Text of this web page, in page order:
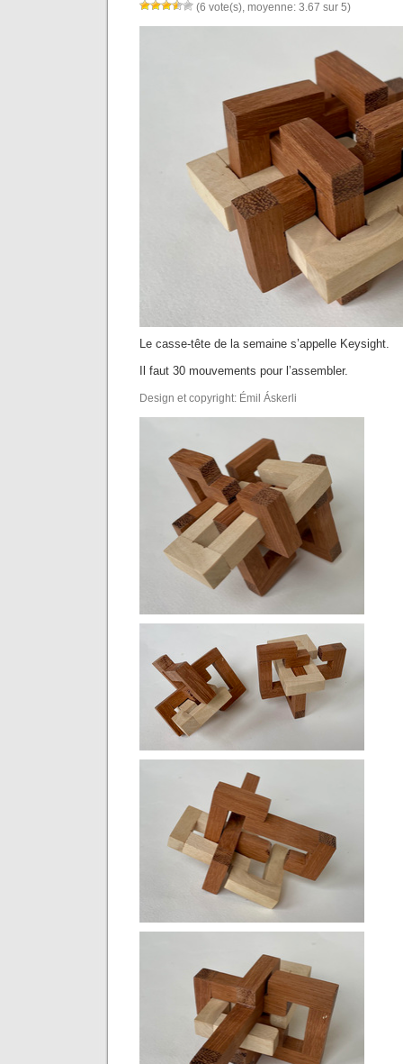
(6 vote(s), moyenne: 3.67 sur 5)
Le casse-tête de la semaine s’appelle Keysight.
Il faut 30 mouvements pour l’assembler.
Design et copyright: Émil Áskerli